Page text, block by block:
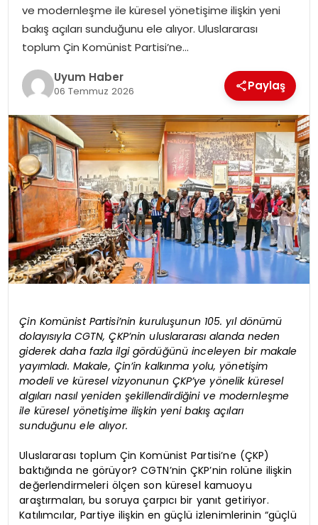
YAŞAM
ve modernleşme ile küresel yönetişime ilişkin yeni
bakış açıları sunduğunu ele alıyor. Uluslararası
toplum Çin Komünist Partisi’ne…
Uyum Haber
06 Temmuz 2026 Paylaş
Çin Komünist Partisi’nin kuruluşunun 105. yıl dönümü
dolayısıyla CGTN, ÇKP’nin uluslararası alanda neden
giderek daha fazla ilgi gördüğünü inceleyen bir makale
yayımladı. Makale, Çin’in kalkınma yolu, yönetişim
modeli ve küresel vizyonunun ÇKP’ye yönelik küresel
algıları nasıl yeniden şekillendirdiğini ve modernleşme
ile küresel yönetişime ilişkin yeni bakış açıları
sunduğunu ele alıyor.
Uluslararası toplum Çin Komünist Partisi’ne (ÇKP)
baktığında ne görüyor? CGTN’nin ÇKP’nin rolüne ilişkin
değerlendirmeleri ölçen son küresel kamuoyu
araştırmaları, bu soruya çarpıcı bir yanıt getiriyor.
Katılımcılar, Partiye ilişkin en güçlü izlenimlerinin “güçlü